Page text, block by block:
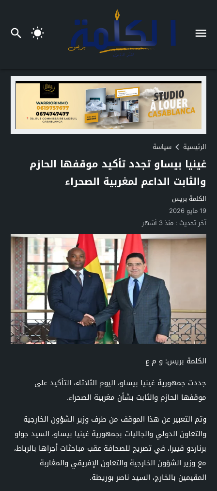
الرئيسية سياسة
غينيا بيساو تجدد تأكيد موقفها الحازم
والثابت الداعم لمغربية الصحراء
الكلمة بريس
19 مايو 2026
آخر تحديث :منذ 3 أشهر
الكلمة بريس: و م ع
جددت جمهورية غينيا بيساو، اليوم الثلاثاء، التأكيد على
موقفها الحازم والثابت بشأن مغربية الصحراء.
وتم التعبير عن هذا الموقف من طرف وزير الشؤون الخارجية
والتعاون الدولي والجاليات بجمهورية غينيا بيساو، السيد جواو
برناردو فييرا، في تصريح للصحافة عقب مباحثات أجراها بالرباط،
مع وزير الشؤون الخارجية والتعاون الإفريقي والمغاربة
المقيمين بالخارج، السيد ناصر بوريطة.